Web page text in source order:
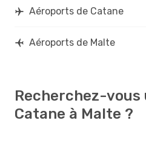
Aéroports de Catane
Aéroports de Malte
Recherchez-vous
Catane à Malte ?